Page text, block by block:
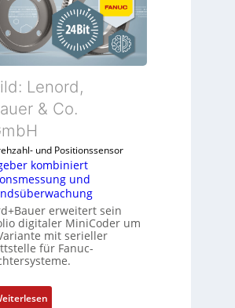
Lenord,
& Co.
und Positionssensor
kombiniert
und
erweitert sein
digitaler MiniCoder um
mit serieller
für Fanuc-
: